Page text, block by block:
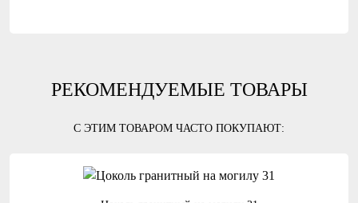
РЕКОМЕНДУЕМЫЕ ТОВАРЫ
С ЭТИМ ТОВАРОМ ЧАСТО ПОКУПАЮТ: